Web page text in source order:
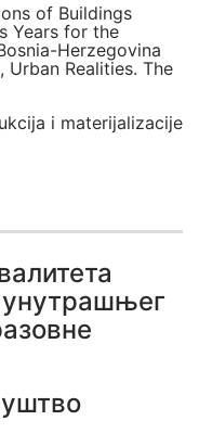
of Buildings
Years for the
Herzegovina
Urban Realities. The
i materijalizacije
унутрашњег